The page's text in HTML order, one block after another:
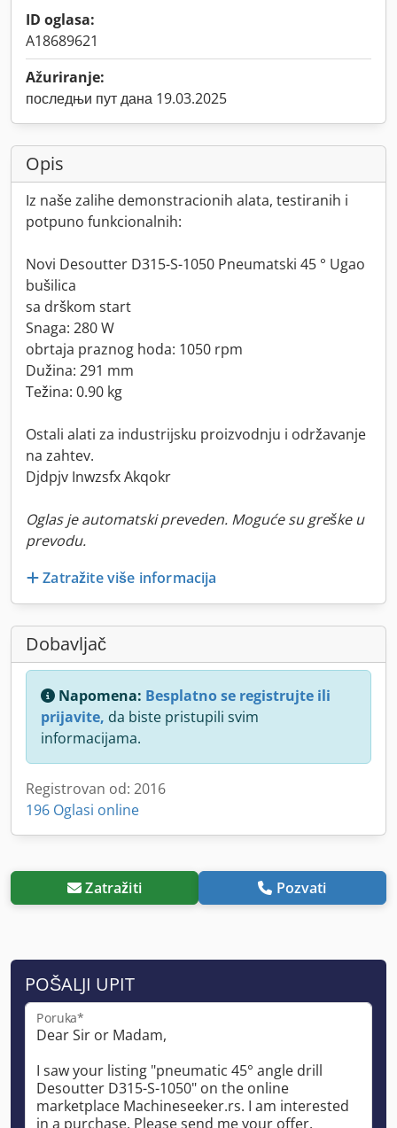
ID oglasa:
A18689621
Ažuriranje:
последњи пут дана 19.03.2025
Opis
Iz naše zalihe demonstracionih alata, testiranih i
potpuno funkcionalnih:
Novi Desoutter D315-S-1050 Pneumatski 45 ° Ugao
bušilica
sa drškom start
Snaga: 280 W
obrtaja praznog hoda: 1050 rpm
Dužina: 291 mm
Težina: 0.90 kg
Ostali alati za industrijsku proizvodnju i održavanje
na zahtev.
Djdpjv Inwzsfx Akqokr
Oglas je automatski preveden. Moguće su greške u
prevodu.
Zatražite više informacija
Dobavljač
Napomena: Besplatno se registrujte ili
prijavite, da biste pristupili svim
informacijama.
Registrovan od: 2016
196 Oglasi online
Zatražiti Pozvati
POŠALJI UPIT
Poruka*